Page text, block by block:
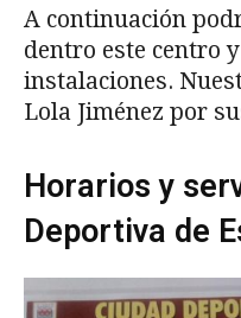
A continuación
dentro este centro
instalaciones.
Lola Jiménez por
Horarios y
Deportiva de